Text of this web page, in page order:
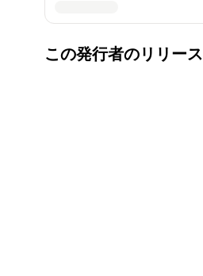
この発行者のリリース